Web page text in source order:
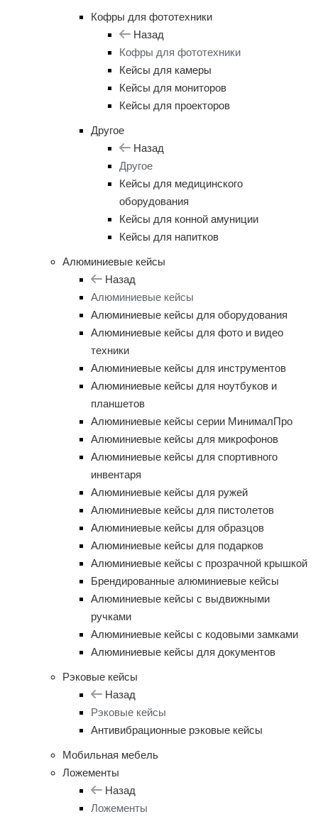
Кофры для фототехники
Назад
Кофры для фототехники
Кейсы для камеры
Кейсы для мониторов
Кейсы для проекторов
Другое
Назад
Другое
Кейсы для медицинского
оборудования
Кейсы для конной амуниции
Кейсы для напитков
Алюминиевые кейсы
Назад
Алюминиевые кейсы
Алюминиевые кейсы для оборудования
Алюминиевые кейсы для фото и видео
техники
Алюминиевые кейсы для инструментов
Алюминиевые кейсы для ноутбуков и
планшетов
Алюминиевые кейсы серии МинималПро
Алюминиевые кейсы для микрофонов
Алюминиевые кейсы для спортивного
инвентаря
Алюминиевые кейсы для ружей
Алюминиевые кейсы для пистолетов
Алюминиевые кейсы для образцов
Алюминиевые кейсы для подарков
Алюминиевые кейсы с прозрачной крышкой
Брендированные алюминиевые кейсы
Алюминиевые кейсы с выдвижными
ручками
Алюминиевые кейсы с кодовыми замками
Алюминиевые кейсы для документов
Рэковые кейсы
Назад
Рэковые кейсы
Антивибрационные рэковые кейсы
Мобильная мебель
Ложементы
Назад
Ложементы